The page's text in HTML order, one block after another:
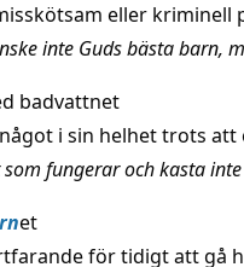
eller kriminell
inte Guds bästa barn,
badvattnet
i sin helhet trots att
som fungerar och kasta
et
för tidigt att gå